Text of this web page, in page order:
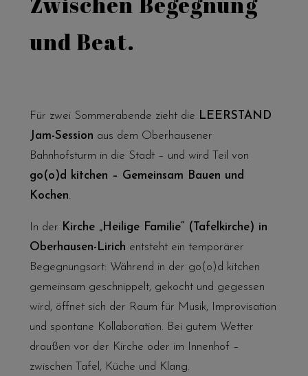
und Beat.
Für zwei Sommerabende zieht die LEERSTAND
Jam-Session aus dem Oberhausener
Bahnhofsturm in die Stadt – und wird Teil von
go(o)d kitchen – Gemeinsam Bauen und
Kochen.
In der Kirche „Heilige Familie“ (Tafelkirche) in
Oberhausen-Lirich entsteht ein temporärer
Begegnungsort: Während in der go(o)d kitchen
gemeinsam geschnippelt, gekocht und gegessen
wird, öffnet sich der Raum für Musik, Improvisation
und spontane Kollaboration. Bei gutem Wetter
draußen vor der Kirche oder im Innenhof –
zwischen Tafel, Küche und Klang.